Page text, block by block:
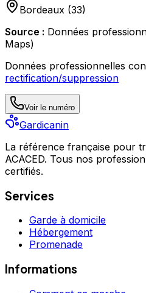
Bordeaux (33)
Source : Données
Maps)
Données professionnelles
rectification/suppression
Voir le numéro
Gardicanin
La référence française pour
ACACED. Tous nos
certifiés.
Services
Garde à domicile
Hébergement
Promenade
Informations